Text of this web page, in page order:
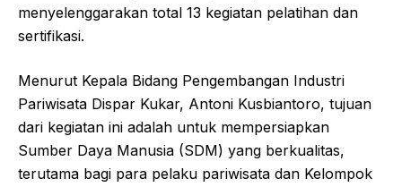
menyelenggarakan total 13 kegiatan pelatihan dan
sertifikasi.
Menurut Kepala Bidang Pengembangan Industri
Pariwisata Dispar Kukar, Antoni Kusbiantoro, tujuan
dari kegiatan ini adalah untuk mempersiapkan
Sumber Daya Manusia (SDM) yang berkualitas,
terutama bagi para pelaku pariwisata dan Kelompok